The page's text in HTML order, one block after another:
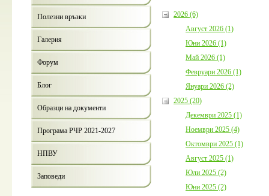
Полезни връзки
Галерия
Форум
Блог
Образци на документи
Програма РЧР 2021-2027
НПВУ
Заповеди
2026 (6)
Август 2026 (1)
Юни 2026 (1)
Май 2026 (1)
Февруари 2026 (1)
Януари 2026 (2)
2025 (20)
Декември 2025 (1)
Ноември 2025 (4)
Октомври 2025 (1)
Август 2025 (1)
Юли 2025 (2)
Юни 2025 (2)